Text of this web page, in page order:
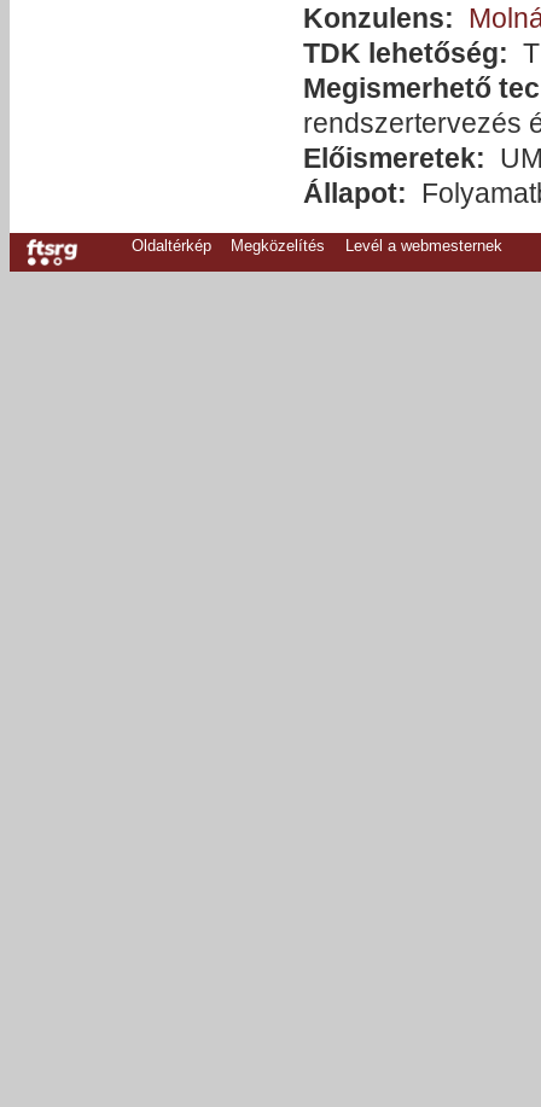
Konzulens:
TDK lehetőség:
Megismerhető
rendszertervezés
Előismeretek:
Állapot:
Oldaltérkép Megközelítés Levél a webmesternek